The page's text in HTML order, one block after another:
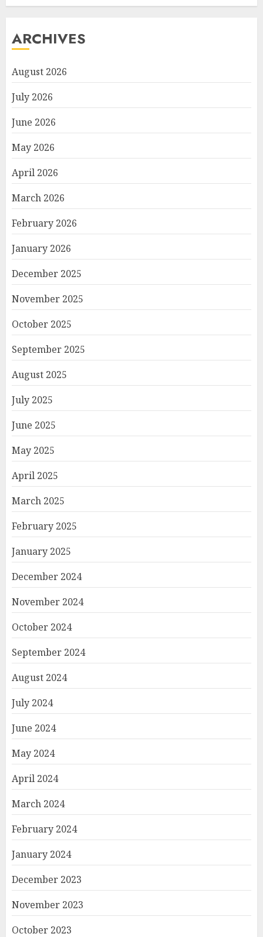
ARCHIVES
August 2026
July 2026
June 2026
May 2026
April 2026
March 2026
February 2026
January 2026
December 2025
November 2025
October 2025
September 2025
August 2025
July 2025
June 2025
May 2025
April 2025
March 2025
February 2025
January 2025
December 2024
November 2024
October 2024
September 2024
August 2024
July 2024
June 2024
May 2024
April 2024
March 2024
February 2024
January 2024
December 2023
November 2023
October 2023